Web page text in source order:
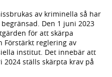
av kriminella så har
Den 1 juni 2023
för att skärpa
Förstärkt reglering av
institut. Det innebär att
ställs skärpta krav på